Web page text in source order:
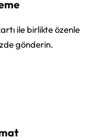
ile birlikte özenle
gönderin.